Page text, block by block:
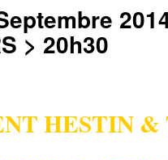
> 20h30
HESTIN